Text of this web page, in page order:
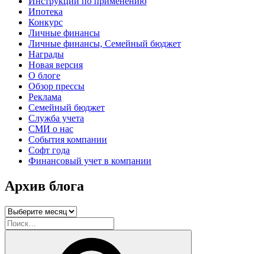
Ипотека
Конкурс
Личные финансы
Личные финансы, Семейный бюджет
Награды
Новая версия
О блоге
Обзор прессы
Реклама
Семейный бюджет
Служба учета
СМИ о нас
События компании
Софт года
Финансовый учет в компании
Архив блога
Архив
блога
Искать: